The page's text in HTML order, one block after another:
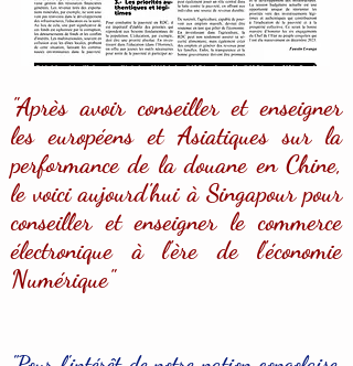
"Après avoir conseiller et enseigner
les européens et Asiatiques sur la
performance de la douane en Chine,
le voici aujourd'hui à Singapour pour
conseiller et enseigner le commerce
électronique à l'ère de l'économie
Numérique"